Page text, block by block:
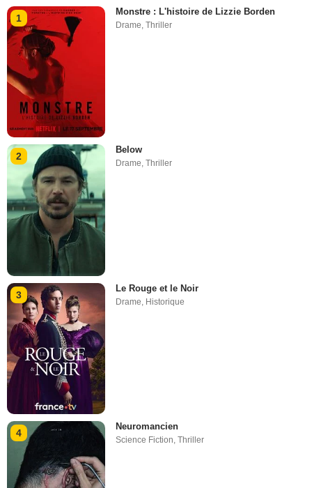
1
Monstre : L'histoire de Lizzie Borden
Drame,Thriller
2
Below
Drame,Thriller
3
Le Rouge et le Noir
Drame Historique
4
Neuromancien
Science Fiction,Thriller